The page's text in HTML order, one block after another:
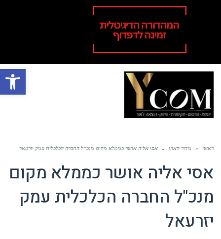
פתח
ראשי » מדור האוזן » אסי אליה אושר כממלא מקום מנכ"ל החברה הכלכלית עמק יזרעאל
אסי אליה אושר כממלא מקום
מנכ"ל החברה הכלכלית עמק
יזרעאל